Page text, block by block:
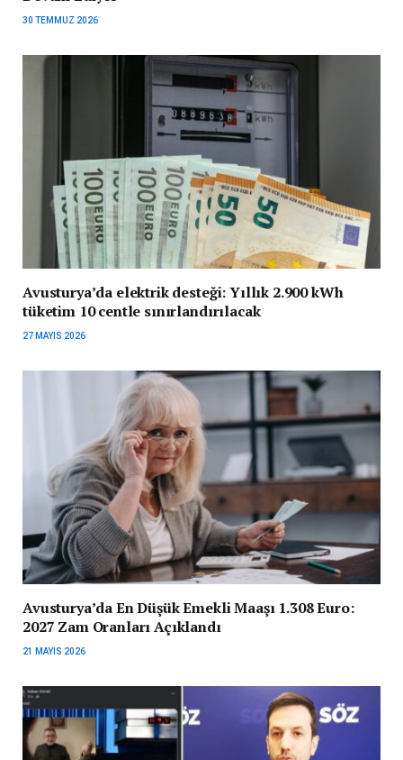
30 TEMMUZ 2026
Avusturya’da elektrik desteği: Yıllık 2.900 kWh
tüketim 10 centle sınırlandırılacak
27 MAYIS 2026
Avusturya’da En Düşük Emekli Maaşı 1.308 Euro:
2027 Zam Oranları Açıklandı
21 MAYIS 2026